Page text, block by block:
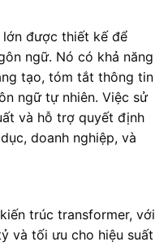
được thiết kế để
ngữ. Nó có khả năng
tạo, tóm tắt thông tin
ngữ tự nhiên. Việc sử
và hỗ trợ quyết định
doanh nghiệp, và
trúc transformer, với
và tối ưu cho hiệu suất